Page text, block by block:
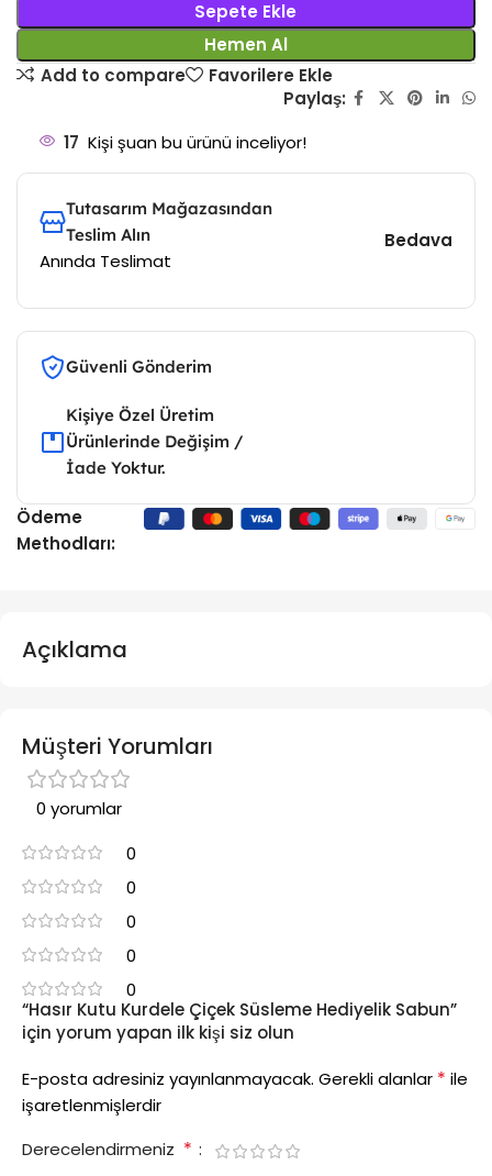
Sepete Ekle
Hemen Al
Add to compare
Favorilere Ekle
Paylaş:
17 Kişi şuan bu ürünü inceliyor!
Tutasarım Mağazasından
Teslim Alın
Anında Teslimat
Bedava
Güvenli Gönderim
Kişiye Özel Üretim
Ürünlerinde Değişim /
İade Yoktur.
Ödeme
Methodları:
Açıklama
Müşteri Yorumları
0 yorumlar
0
0
0
0
0
“Hasır Kutu Kurdele Çiçek Süsleme Hediyelik Sabun”
için yorum yapan ilk kişi siz olun
E-posta adresiniz yayınlanmayacak. Gerekli alanlar * ile
işaretlenmişlerdir
Derecelendirmeniz *